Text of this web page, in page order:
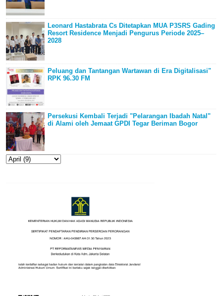
Leonard Hastabrata Cs Ditetapkan MUA P3SRS Gading
Resort Residence Menjadi Pengurus Periode 2025–
2028
Peluang dan Tantangan Wartawan di Era Digitalisasi"
RPK 96.30 FM
Persekusi Kembali Terjadi "Pelarangan Ibadah Natal"
di Alami oleh Jemaat GPDI Tegar Beriman Bogor